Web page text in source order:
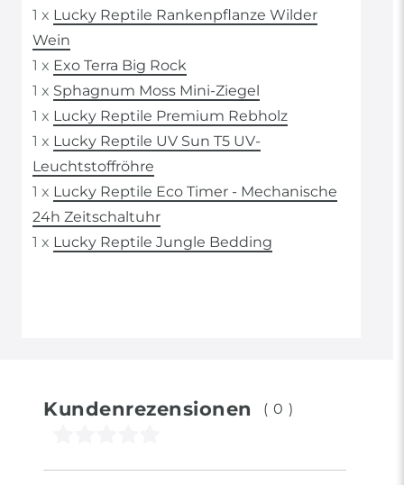
1 x Lucky Reptile Rankenpflanze Wilder
Wein
1 x Exo Terra Big Rock
1 x Sphagnum Moss Mini-Ziegel
1 x Lucky Reptile Premium Rebholz
1 x Lucky Reptile UV Sun T5 UV-
Leuchtstoffröhre
1 x Lucky Reptile Eco Timer - Mechanische
24h Zeitschaltuhr
1 x Lucky Reptile Jungle Bedding
Kundenrezensionen (0)